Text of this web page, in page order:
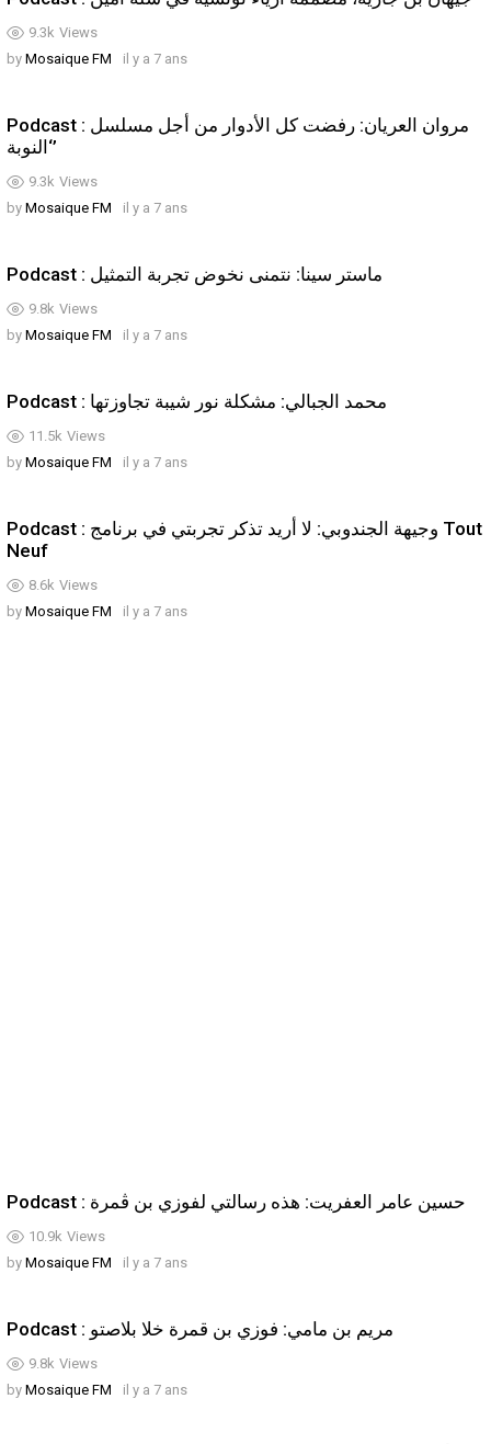
9.3k Views
by Mosaique FM il y a 7 ans
9.3k Views
Podcast : مروان العريان: رفضت كل الأدوار من أجل مسلسل
‘النوبة’
by Mosaique FM il y a 7 ans
9.8k Views
Podcast : ماستر سينا: نتمنى نخوض تجربة التمثيل
by Mosaique FM il y a 7 ans
11.5k Views
Podcast : محمد الجبالي: مشكلة نور شيبة تجاوزتها
by Mosaique FM il y a 7 ans
8.6k Views
Podcast : وجيهة الجندوبي: لا أريد تذكر تجربتي في برنامج Tout
Neuf
by Mosaique FM il y a 7 ans
10.9k Views
Podcast : حسين عامر العفريت: هذه رسالتي لفوزي بن ڨمرة
by Mosaique FM il y a 7 ans
9.8k Views
Podcast : مريم بن مامي: فوزي بن قمرة خلا بلاصتو
by Mosaique FM il y a 7 ans